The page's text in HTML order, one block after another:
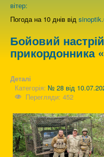
вітер:
Погода на 10 днів від
Бойовий
прикордонника
Деталі
Категорія: № 28 від
Перегляди: 452